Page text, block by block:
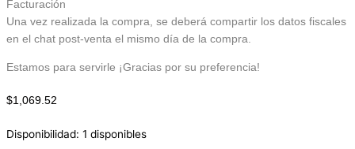
Facturación
Una vez realizada la compra, se deberá compartir los datos fiscales
en el chat post-venta el mismo día de la compra.
Estamos para servirle ¡Gracias por su preferencia!
$1,069.52
Disponibilidad: 1 disponibles